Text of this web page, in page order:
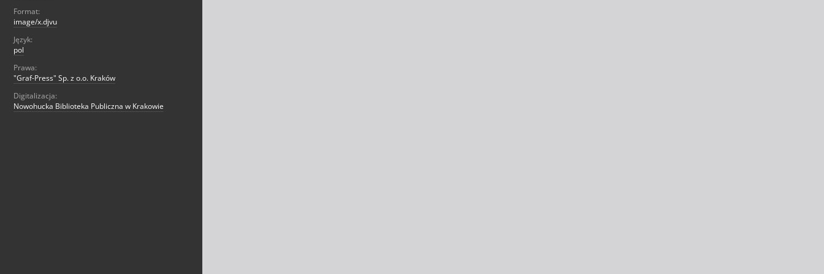
Format:
image/x.djvu
Język:
pol
Prawa:
"Graf-Press" Sp. z o.o. Kraków
Digitalizacja:
Nowohucka Biblioteka Publiczna w Krakowie